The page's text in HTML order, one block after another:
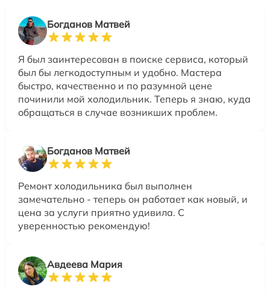
Богданов Матвей
Я был заинтересован в поиске сервиса, который
был бы легкодоступным и удобно. Мастера
быстро, качественно и по разумной цене
починили мой холодильник. Теперь я знаю, куда
обращаться в случае возникших проблем.
Богданов Матвей
Ремонт холодильника был выполнен
замечательно - теперь он работает как новый, и
цена за услуги приятно удивила. С
уверенностью рекомендую!
Авдеева Мария